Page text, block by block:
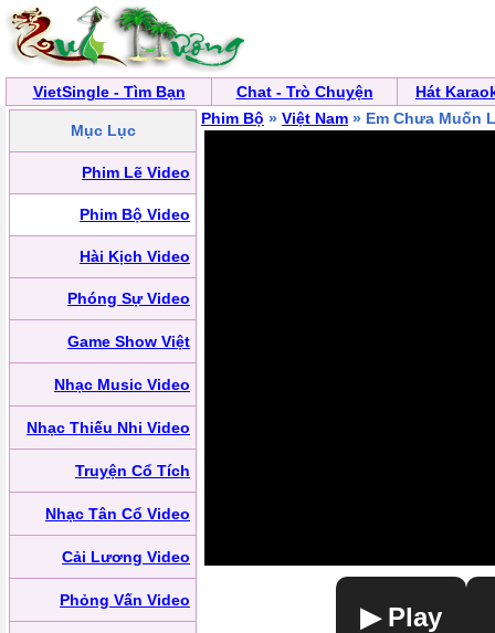
VietSingle - Tìm Bạn Chat - Trò Chuyện Hát
Mục Lục
Phim Lẽ Video
Phim Bộ Video
Hài Kịch Video
Phóng Sự Video
Game Show Việt
Nhạc Music Video
Nhạc Thiếu Nhi Video
Truyện Cổ Tích
Nhạc Tân Cổ Video
Cải Lương Video
Phỏng Vấn Video
Phim Bộ » Việt Nam » Em Chưa Muốn
▶ Play